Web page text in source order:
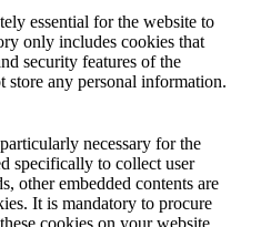
essential for the website to
only includes cookies that
security features of the
store any personal information.
necessary for the
specifically to collect user
other embedded contents are
It is mandatory to procure
cookies on your website.